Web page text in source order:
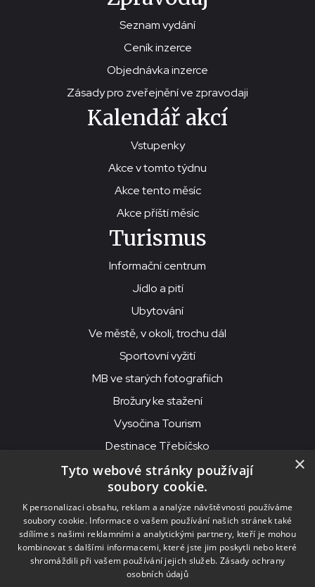
Seznam vydání
Ceník inzerce
Objednávka inzerce
Zásady pro zveřejnění ve zpravodaji
Kalendář akcí
Vstupenky
Akce v tomto týdnu
Akce tento měsíc
Akce příští měsíc
Turismus
Informační centrum
Jídlo a pití
Ubytování
Ve městě, v okolí, trochu dál
Sportovní vyžití
MB ve starých fotografiích
Brožury ke stažení
Vysočina Tourism
Destinace Třebíčsko
© 2026MKS Beseda Mor. Budějovice
MKS Beseda, příspěvková organizace, Purcnerova 62, 676 02
Moravské Budějovice
IČO: 00091758, DIČ: CZ00091758, ID datové schránky: chjn2kd
×
Tyto webové stránky používají
soubory cookie.
K personalizaci obsahu, reklam a analýze návštěvnosti používáme
soubory cookie. Informace o vašem používání našich stránek také
sdílíme s našimi reklamními a analytickými partnery, kteří je mohou
kombinovat s dalšími informacemi, které jste jim poskytli nebo které
shromáždili při vašem používání jejich služeb. Zásady ochrany
osobních údajů